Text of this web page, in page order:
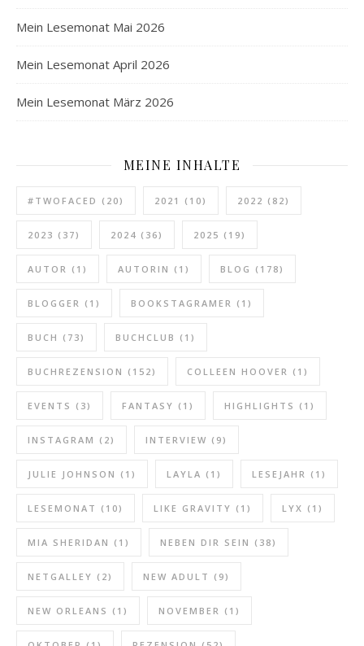
Mein Lesemonat Mai 2026
Mein Lesemonat April 2026
Mein Lesemonat März 2026
MEINE INHALTE
#TWOFACED (20) 2021 (10) 2022 (82)
2023 (37) 2024 (36) 2025 (19)
AUTOR (1) AUTORIN (1) BLOG (178)
BLOGGER (1) BOOKSTAGRAMER (1)
BUCH (73) BUCHCLUB (1)
BUCHREZENSION (152) COLLEEN HOOVER (1)
EVENTS (3) FANTASY (1) HIGHLIGHTS (1)
INSTAGRAM (2) INTERVIEW (9)
JULIE JOHNSON (1) LAYLA (1) LESEJAHR (1)
LESEMONAT (10) LIKE GRAVITY (1) LYX (1)
MIA SHERIDAN (1) NEBEN DIR SEIN (38)
NETGALLEY (2) NEW ADULT (9)
NEW ORLEANS (1) NOVEMBER (1)